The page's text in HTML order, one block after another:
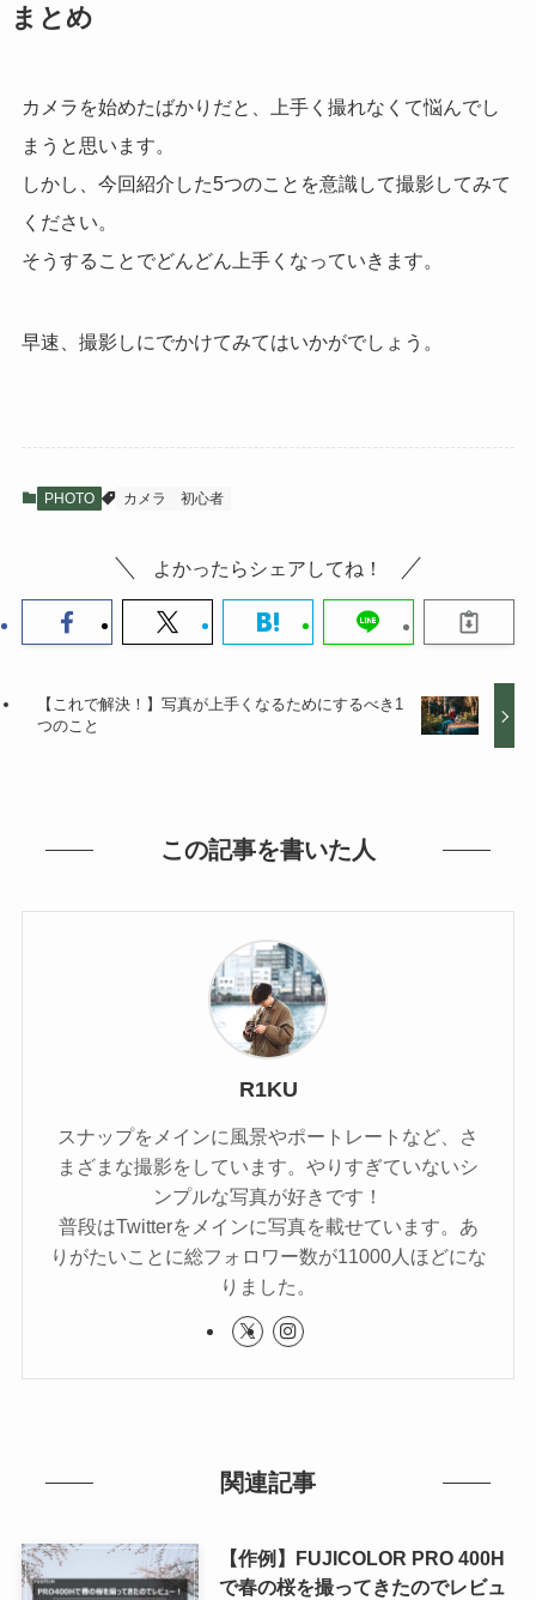
まとめ
カメラを始めたばかりだと、上手く撮れなくて悩んでし
まうと思います。
しかし、今回紹介した5つのことを意識して撮影してみて
ください。
そうすることでどんどん上手くなっていきます。
早速、撮影しにでかけてみてはいかがでしょう。
PHOTO カメラ 初心者
よかったらシェアしてね！
【これで解決！】写真が上手くなるためにするべき1
つのこと
この記事を書いた人
R1KU
スナップをメインに風景やポートレートなど、さ
まざまな撮影をしています。やりすぎていないシ
ンプルな写真が好きです！
普段はTwitterをメインに写真を載せています。あ
りがたいことに総フォロワー数が11000人ほどにな
りました。
関連記事
【作例】FUJICOLOR PRO 400H
で春の桜を撮ってきたのでレビュ